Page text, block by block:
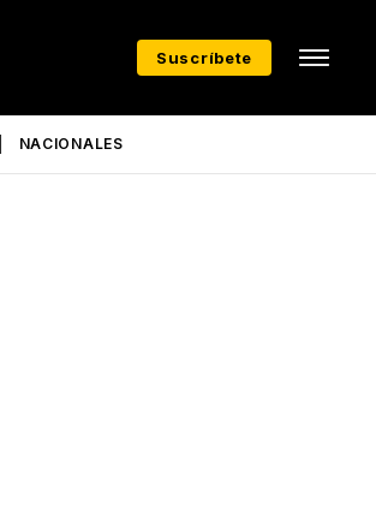
Suscríbete
NACIONALES